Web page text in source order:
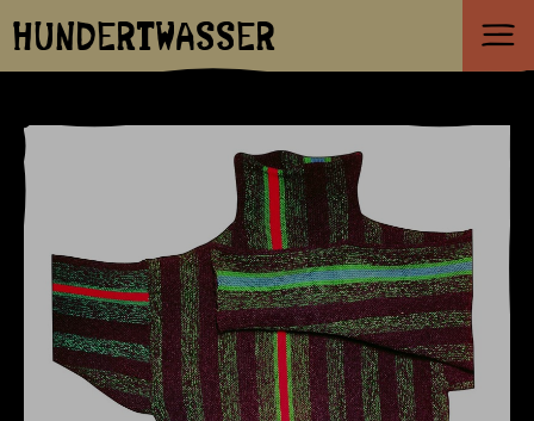
HUNDERTWASSER